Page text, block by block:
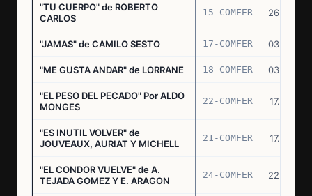
"TU CUERPO" de ROBERTO
CARLOS
15-COMFER 26.05.76
"JAMAS" de CAMILO SESTO 17-COMFER 03.06.76
"ME GUSTA ANDAR" de LORRANE 18-COMFER 03.06.76
"EL PESO DEL PECADO" Por ALDO
MONGES
22-COMFER 17.06.76
"ES INUTIL VOLVER" de
JOUVEAUX, AURIAT Y MICHELL
21-COMFER 17.06.76
"EL CONDOR VUELVE" de A.
TEJADA GOMEZ Y E. ARAGON
24-COMFER 22.06.76